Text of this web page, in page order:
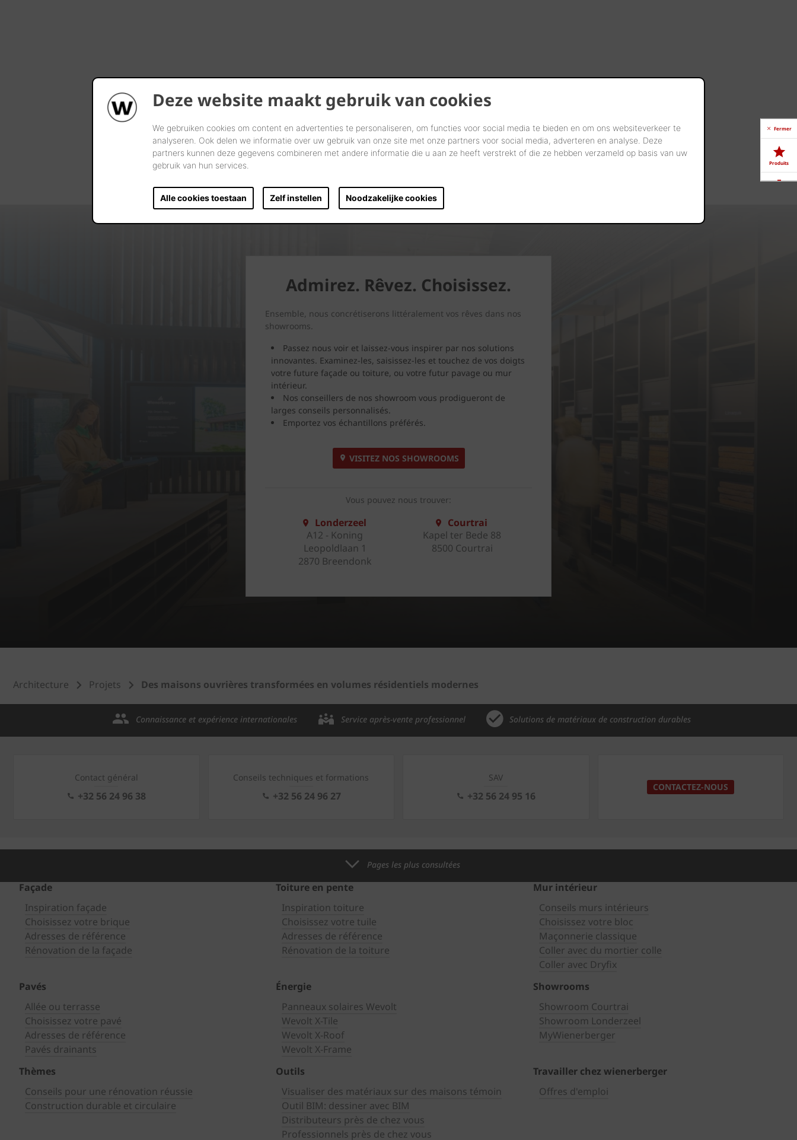
Deze website maakt gebruik van cookies
We gebruiken cookies om content en advertenties te personaliseren, om functies voor social media te bieden en om ons websiteverkeer te
analyseren. Ook delen we informatie over uw gebruik van onze site met onze partners voor social media, adverteren en analyse. Deze
partners kunnen deze gegevens combineren met andere informatie die u aan ze heeft verstrekt of die ze hebben verzameld op basis van uw
gebruik van hun services.
Alle cookies toestaan Zelf instellen Noodzakelijke cookies
Admirez. Rêvez. Choisissez.
Ensemble, nous concrétiserons littéralement vos rêves dans nos
showrooms.
Passez nous voir et laissez-vous inspirer par nos solutions
innovantes. Examinez-les, saisissez-les et touchez de vos doigts
votre future façade ou toiture, ou votre futur pavage ou mur
intérieur.
Nos conseillers de nos showroom vous prodigueront de
larges conseils personnalisés.
Emportez vos échantillons préférés.
VISITEZ NOS SHOWROOMS
Vous pouvez nous trouver:
Londerzeel
A12 - Koning
Leopoldlaan 1
2870 Breendonk
Courtrai
Kapel ter Bede 88
8500 Courtrai
Fermer
Produits
Architecture Projets Des maisons ouvrières transformées en volumes résidentiels modernes
Connaissance et expérience internationales Service après-vente professionnel Solutions de matériaux de construction durables
Contact général
+32 56 24 96 38
Conseils techniques et formations
+32 56 24 96 27
SAV
+32 56 24 95 16
CONTACTEZ-NOUS
Pages les plus consultées
Façade
Inspiration façade
Choisissez votre brique
Adresses de référence
Rénovation de la façade
Toiture en pente
Inspiration toiture
Choisissez votre tuile
Adresses de référence
Rénovation de la toiture
Mur intérieur
Conseils murs intérieurs
Choisissez votre bloc
Maçonnerie classique
Coller avec du mortier colle
Coller avec Dryfix
Pavés
Allée ou terrasse
Choisissez votre pavé
Adresses de référence
Pavés drainants
Énergie
Panneaux solaires Wevolt
Wevolt X-Tile
Wevolt X-Roof
Wevolt X-Frame
Showrooms
Showroom Courtrai
Showroom Londerzeel
MyWienerberger
Thèmes
Conseils pour une rénovation réussie
Construction durable et circulaire
Outils
Visualiser des matériaux sur des maisons témoin
Outil BIM: dessiner avec BIM
Distributeurs près de chez vous
Professionnels près de chez vous
Travailler chez wienerberger
Offres d'emploi